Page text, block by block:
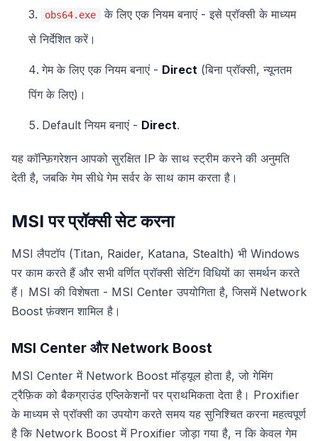
obs64.exe
के लिए एक नियम बनाएं - इसे प्रॉक्सी के माध्यम
से निर्देशित करें।
गेम के लिए एक नियम बनाएं - Direct (बिना प्रॉक्सी, न्यूनतम
पिंग के लिए)।
Default नियम बनाएं - Direct.
यह कॉन्फ़िगरेशन आपको सुरक्षित IP के साथ स्ट्रीम करने की अनुमति
देती है, जबकि गेम सीधे गेम सर्वर के साथ काम करता है।
MSI पर प्रॉक्सी सेट करना
MSI लैपटॉप (Titan, Raider, Katana, Stealth) भी Windows
पर काम करते हैं और सभी वर्णित प्रॉक्सी सेटिंग विधियों का समर्थन करते
हैं। MSI की विशेषता - MSI Center उपयोगिता है, जिसमें Network
Boost फ़ंक्शन शामिल है।
MSI Center और Network Boost
MSI Center में Network Boost मॉड्यूल होता है, जो गेमिंग
ट्रैफ़िक को बैकग्राउंड एप्लिकेशनों पर प्राथमिकता देता है। Proxifier
के माध्यम से प्रॉक्सी का उपयोग करते समय यह सुनिश्चित करना महत्वपूर्ण
है कि Network Boost में Proxifier जोड़ा गया है, न कि केवल गेम